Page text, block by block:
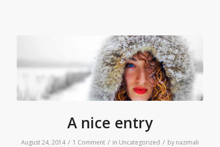
A nice entry
August 24, 2014 / 1 Comment / in Uncategorized / by nazimali